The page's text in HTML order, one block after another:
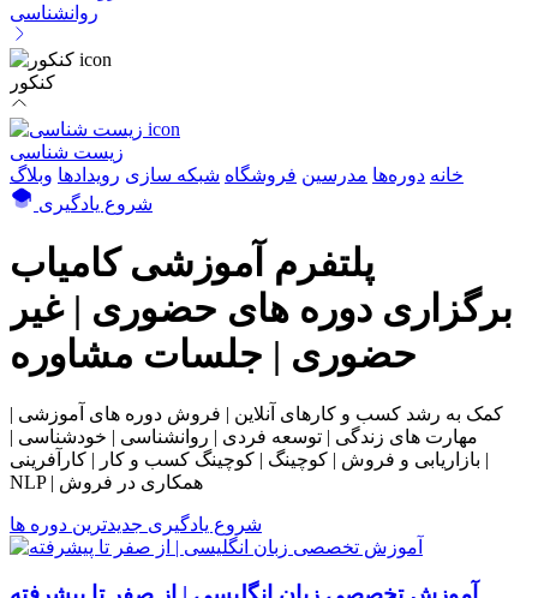
روانشناسی
کنکور
زیست شناسی
خانه دوره‌ها مدرسین فروشگاه شبکه سازی رویداد‌ها وبلاگ
شروع یادگیری
پلتفرم آموزشی کامیاب
برگزاری دوره های حضوری | غیر
حضوری | جلسات مشاوره
کمک به رشد کسب و کارهای آنلاین | فروش دوره های آموزشی |
مهارت های زندگی | توسعه فردی | روانشناسی | خودشناسی |
بازاریابی و فروش | کوچینگ | کوچینگ کسب و کار | کارآفرینی |
NLP | همکاری در فروش
شروع یادگیری جدیدترین دوره ها